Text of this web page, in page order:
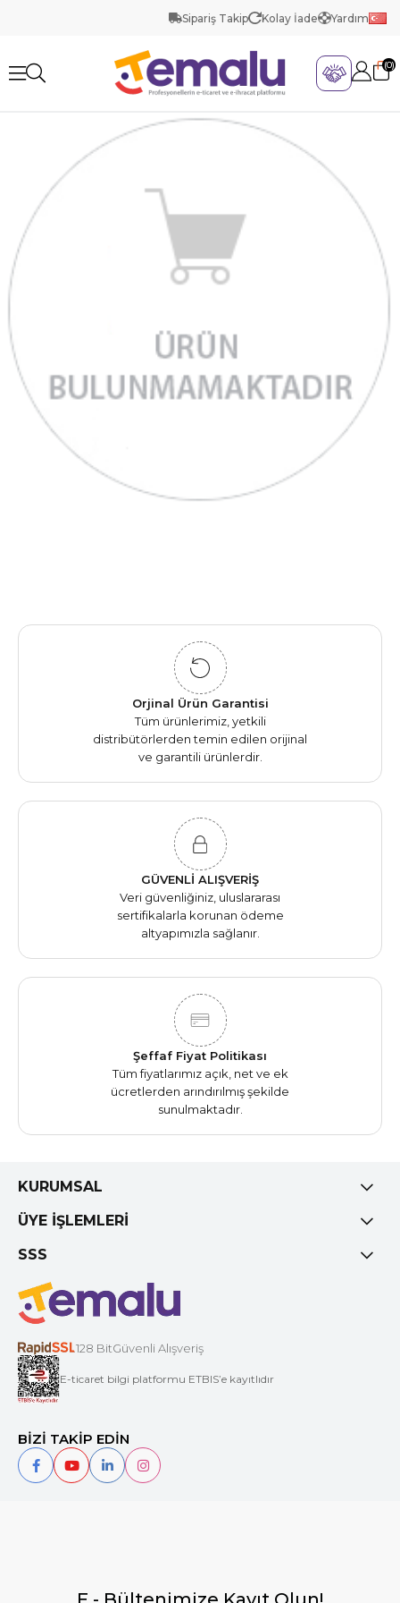
Sipariş Takip Kolay İade Yardım
0
Orjinal Ürün Garantisi
Tüm ürünlerimiz, yetkili
distribütörlerden temin edilen orijinal
ve garantili ürünlerdir.
GÜVENLİ ALIŞVERİŞ
Veri güvenliğiniz, uluslararası
sertifikalarla korunan ödeme
altyapımızla sağlanır.
Şeffaf Fiyat Politikası
Tüm fiyatlarımız açık, net ve ek
ücretlerden arındırılmış şekilde
sunulmaktadır.
KURUMSAL
ÜYE İŞLEMLERİ
SSS
128 BitGüvenli Alışveriş
E-ticaret bilgi platformu ETBIS’e kayıtlıdır
BİZİ TAKİP EDİN